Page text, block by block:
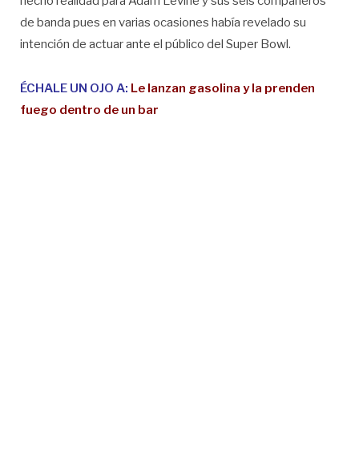
de banda pues en varias ocasiones había revelado su
intención de actuar ante el público del Super Bowl.
ÉCHALE UN OJO A: Le lanzan gasolina y la prenden
fuego dentro de un bar